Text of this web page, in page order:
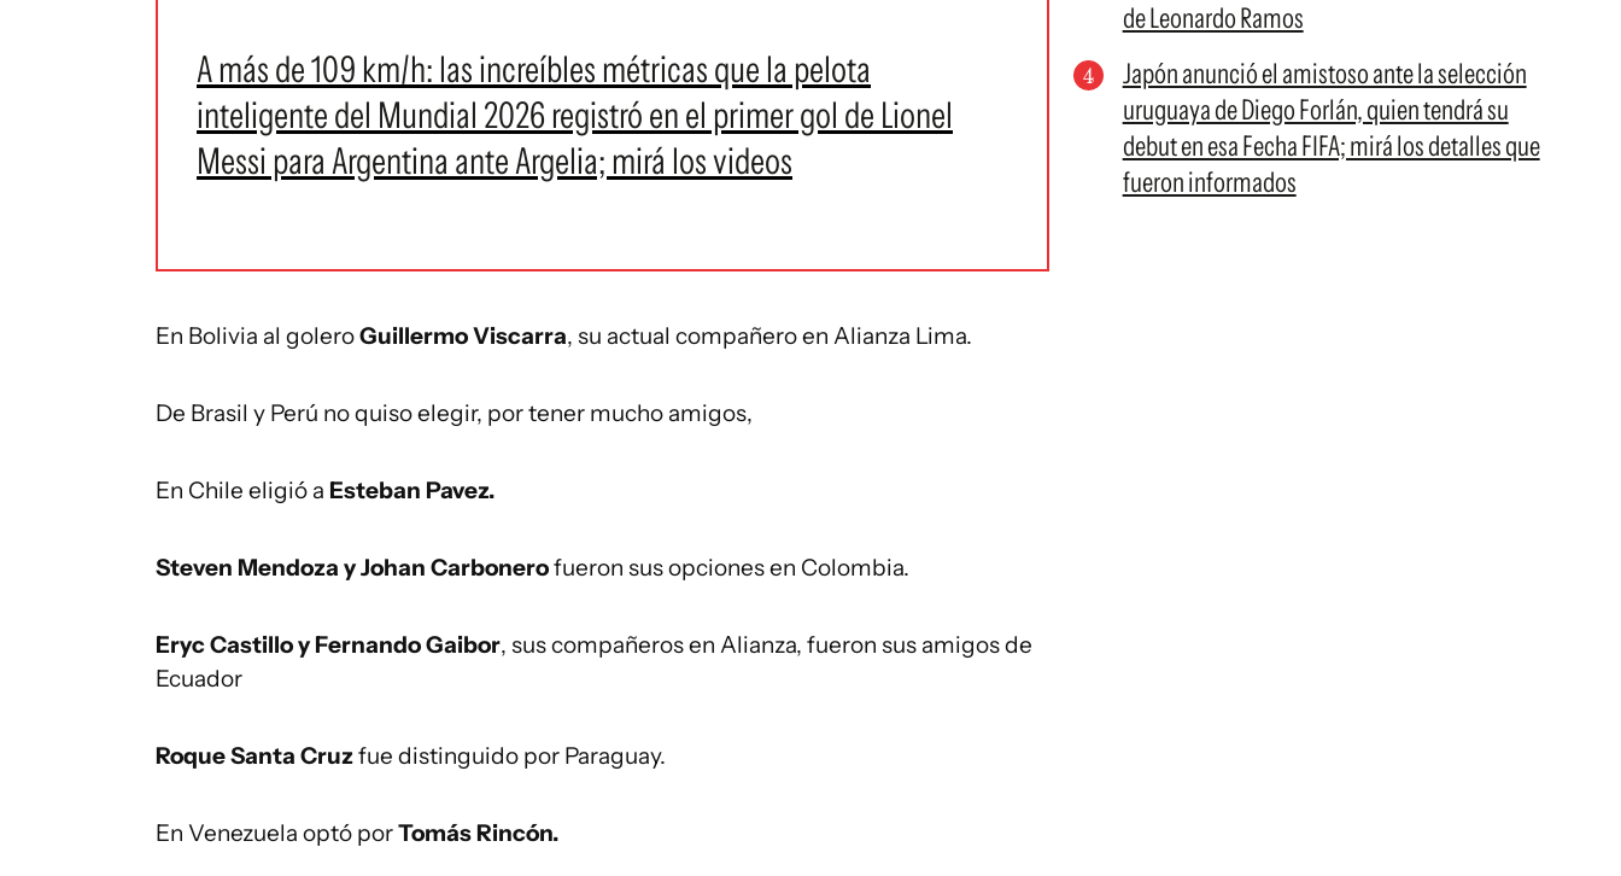
A más de 109 km/h: las increíbles métricas que la pelota
inteligente del Mundial 2026 registró en el primer gol de Lionel
Messi para Argentina ante Argelia; mirá los videos
En Bolivia al goleroGuillermo Viscarra, su actual compañero en Alianza Lima.
De Brasil y Perú no quiso elegir, por tener mucho amigos,
En Chile eligió a Esteban Pavez.
Steven Mendoza y Johan Carbonerofueron sus opciones en Colombia.
Eryc Castillo y Fernando Gaibor, sus compañeros en Alianza, fueron sus amigos de
Ecuador
Roque Santa Cruzfue distinguido por Paraguay.
En Venezuela optó porTomás Rincón.
de Leonardo Ramos
Japón anunció el amistoso ante la selección
uruguaya de Diego Forlán, quien tendrá su
debut en esa Fecha FIFA; mirá los detalles que
fueron informados